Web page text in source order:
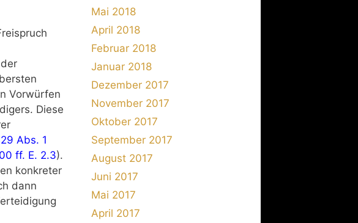
Vorwürfen
Diese
Abs. 1
ff. E. 2.3).
konkreter
dann
Mai 2018
April 2018
Februar 2018
Januar 2018
Dezember 2017
November 2017
Oktober 2017
September 2017
August 2017
Juni 2017
Mai 2017
April 2017